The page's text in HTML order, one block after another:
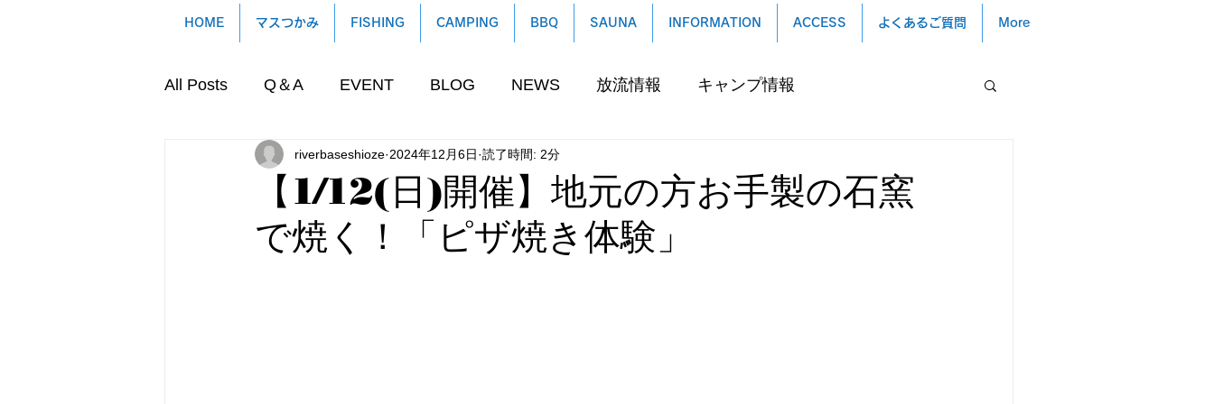
HOME マスつかみ FISHING CAMPING BBQ SAUNA INFORMATION ACCESS よくあるご質問 More
All Posts Q＆A EVENT BLOG NEWS 放流情報 キャンプ情報
【1/12(日)開催】地元の方お手製の石窯
で焼く！「ピザ焼き体験」
riverbaseshioze 2024年12月6日 読了時間: 2分